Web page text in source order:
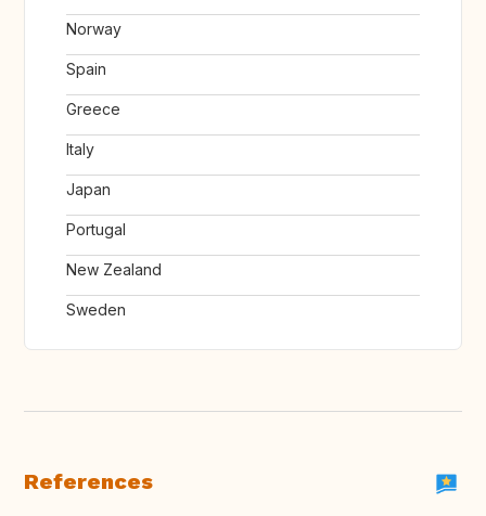
Norway
Spain
Greece
Italy
Japan
Portugal
New Zealand
Sweden
References